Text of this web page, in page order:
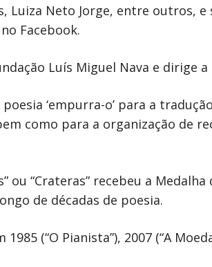
Luiza Neto Jorge, entre outros,
Facebook.
Luís Miguel Nava e dirige
‘empurra-o’ para a
como para a organização de
ou “Crateras” recebeu a
de décadas de poesia.
(“O Pianista”), 2007 (“A